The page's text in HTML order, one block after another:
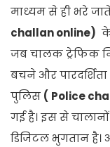
माध्यम से ही भरे
challan online)
जब चालक ट्रेफिक
बचने और
पुलिस ( Police
गई है। इस से
डिजिटल भुगतान